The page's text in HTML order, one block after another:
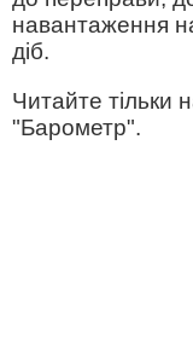
навантаження
діб.
Читайте тільки
"Барометр".